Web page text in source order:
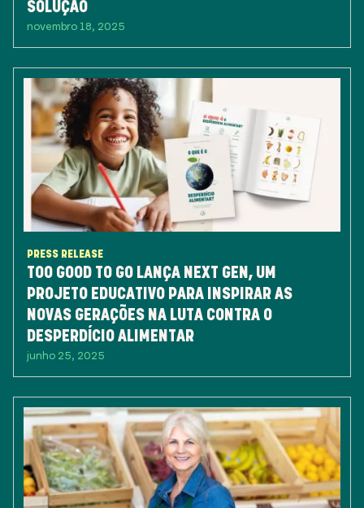
SOLUÇÃO
novembro 18, 2025
PRESS RELEASE
TOO GOOD TO GO LANÇA NEXT GEN, UM
PROJETO EDUCATIVO PARA INSPIRAR AS
NOVAS GERAÇÕES NA LUTA CONTRA O
DESPERDÍCIO ALIMENTAR
junho 25, 2025